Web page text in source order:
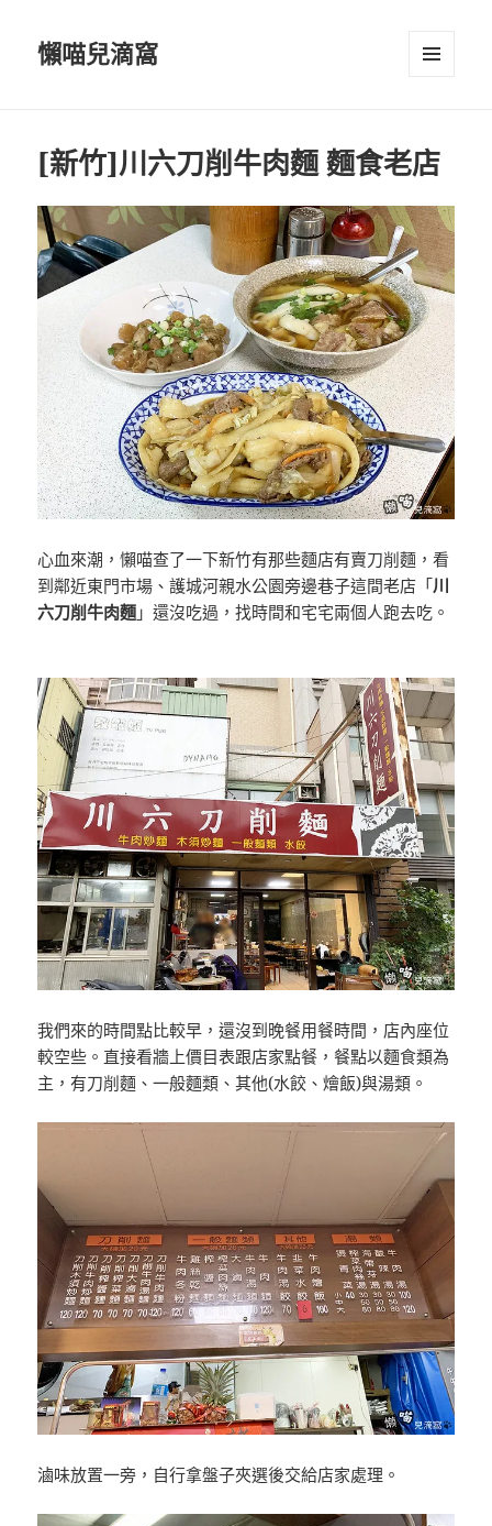
懶喵兒滴窩
[新竹]川六刀削牛肉麵 麵食老店
心血來潮，懶喵查了一下新竹有那些麵店有賣刀削麵，看
到鄰近東門市場、護城河親水公園旁邊巷子這間老店「川
六刀削牛肉麵 」還沒吃過，找時間和宅宅兩個人跑去吃。
我們來的時間點比較早，還沒到晚餐用餐時間，店內座位
較空些。直接看牆上價目表跟店家點餐，餐點以麵食類為
主，有刀削麵、一般麵類、其他(水餃、燴飯)與湯類。
滷味放置一旁，自行拿盤子夾選後交給店家處理。